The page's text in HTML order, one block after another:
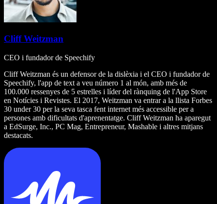
Cliff Weitzman
CEO i fundador de Speechify
Cliff Weitzman és un defensor de la dislèxia i el CEO i fundador de
Speechify, l'app de text a veu número 1 al món, amb més de
100.000 ressenyes de 5 estrelles i líder del rànquing de l'App Store
en Notícies i Revistes. El 2017, Weitzman va entrar a la llista Forbes
30 under 30 per la seva tasca fent internet més accessible per a
persones amb dificultats d'aprenentatge. Cliff Weitzman ha aparegut
a EdSurge, Inc., PC Mag, Entrepreneur, Mashable i altres mitjans
destacats.